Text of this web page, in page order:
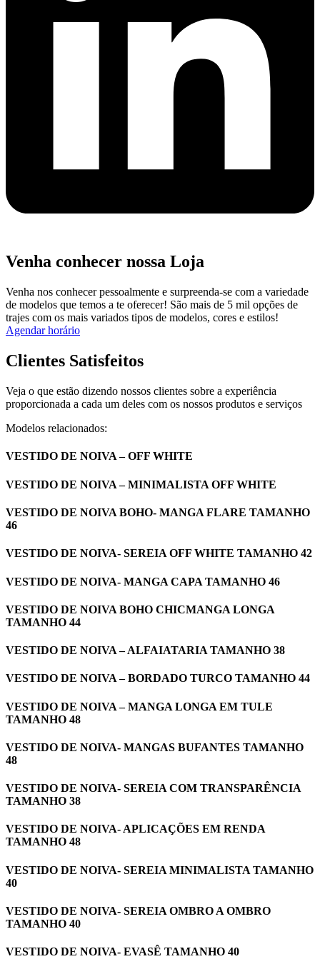
Venha conhecer nossa Loja
Venha nos conhecer pessoalmente e surpreenda-se com a variedade
de modelos que temos a te oferecer! São mais de 5 mil opções de
trajes com os mais variados tipos de modelos, cores e estilos!
Agendar horário
Clientes Satisfeitos
Veja o que estão dizendo nossos clientes sobre a experiência
proporcionada a cada um deles com os nossos produtos e serviços
Modelos relacionados:
VESTIDO DE NOIVA – OFF WHITE
VESTIDO DE NOIVA – MINIMALISTA OFF WHITE
VESTIDO DE NOIVA BOHO- MANGA FLARE TAMANHO
46
VESTIDO DE NOIVA- SEREIA OFF WHITE TAMANHO 42
VESTIDO DE NOIVA- MANGA CAPA TAMANHO 46
VESTIDO DE NOIVA BOHO CHICMANGA LONGA
TAMANHO 44
VESTIDO DE NOIVA – ALFAIATARIA TAMANHO 38
VESTIDO DE NOIVA – BORDADO TURCO TAMANHO 44
VESTIDO DE NOIVA – MANGA LONGA EM TULE
TAMANHO 48
VESTIDO DE NOIVA- MANGAS BUFANTES TAMANHO
48
VESTIDO DE NOIVA- SEREIA COM TRANSPARÊNCIA
TAMANHO 38
VESTIDO DE NOIVA- APLICAÇÕES EM RENDA
TAMANHO 48
VESTIDO DE NOIVA- SEREIA MINIMALISTA TAMANHO
40
VESTIDO DE NOIVA- SEREIA OMBRO A OMBRO
TAMANHO 40
VESTIDO DE NOIVA- EVASÊ TAMANHO 40